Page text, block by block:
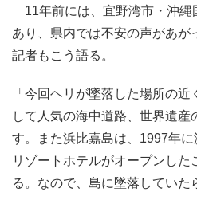
11年前には、宜野湾市・沖縄
あり、県内では不安の声があが
記者もこう語る。
「今回ヘリが墜落した場所の
して人気の海中道路、世界遺産
す。また浜比嘉島は、1997年
リゾートホテルがオープンした
る。なので、島に墜落していた